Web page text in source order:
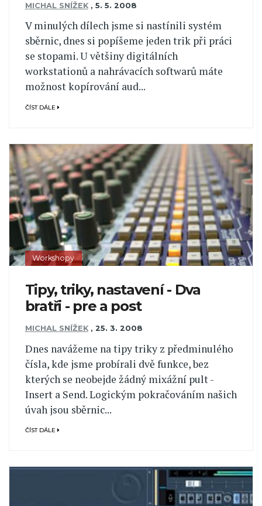
MICHAL SNÍŽEK , 5. 5. 2008
V minulých dílech jsme si nastínili systém
sběrnic, dnes si popíšeme jeden trik při práci
se stopami. U většiny digitálních
workstationů a nahrávacích softwarů máte
možnost kopírování aud...
ČÍST DÁLE
Workshopy
Tipy, triky, nastavení - Dva
bratři - pre a post
MICHAL SNÍŽEK , 25. 3. 2008
Dnes navážeme na tipy triky z předminulého
čísla, kde jsme probírali dvě funkce, bez
kterých se neobejde žádný mixážní pult -
Insert a Send. Logickým pokračováním našich
úvah jsou sběrnic...
ČÍST DÁLE